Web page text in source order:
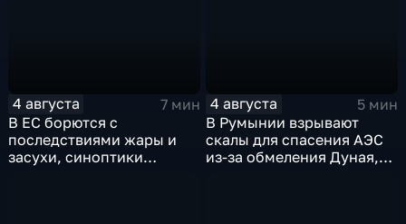
4 августа
7 мин
В ЕС борются с
последствиями жары и
засухи, синоптики
4 августа
5 мин
В Румынии взрывают
скалы для спасения АЭС
из-за обмеления Дуная,